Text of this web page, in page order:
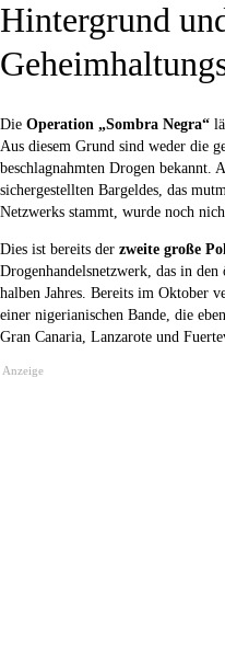
Hintergrund
Die Operation „Sombra Negra“
Aus diesem Grund sind weder die
beschlagnahmten Drogen bekannt.
sichergestellten Bargeldes, das
Netzwerks stammt, wurde noch
Dies ist bereits der zweite große
Drogenhandelsnetzwerk, das in
halben Jahres. Bereits im Oktober
einer nigerianischen Bande, die
Gran Canaria, Lanzarote und
Anzeige